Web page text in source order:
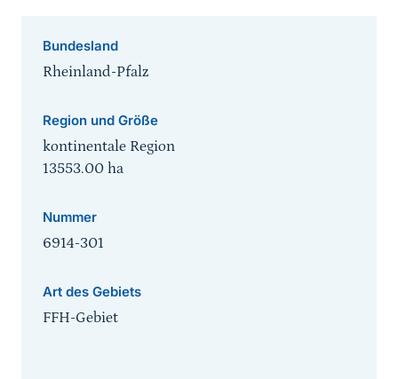
Bundesland
Rheinland-Pfalz
Region und Größe
kontinentale Region
13553.00 ha
Nummer
6914-301
Art des Gebiets
FFH-Gebiet